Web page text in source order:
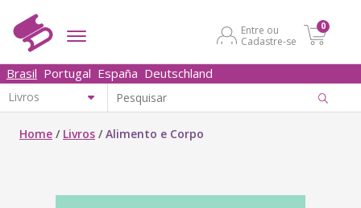
Entre ou
Cadastre-se
0
Brasil Portugal España Deutschland
Home / Livros /Alimento e Corpo